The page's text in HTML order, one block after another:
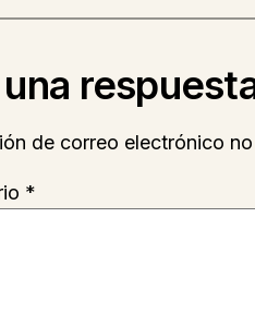
de correo electrónico
*